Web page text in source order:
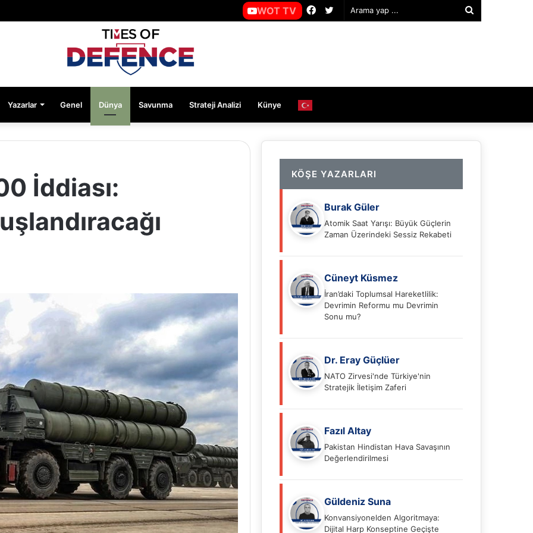
Twitter
Facebook
WOT TV
Yazarlar Genel Dünya Savunma Strateji Analizi Künye
İddiası:
KÖŞE YAZARLARI
Burak Güler
Atomik Saat Yarışı: Büyük Güçlerin
Zaman Üzerindeki Sessiz Rekabeti
Cüneyt Küsmez
İran’daki Toplumsal Hareketlilik:
Devrimin Reformu mu Devrimin
Sonu mu?
Dr. Eray Güçlüer
NATO Zirvesi'nde Türkiye'nin
Stratejik İletişim Zaferi
Fazıl Altay
Pakistan Hindistan Hava Savaşının
Değerlendirilmesi
Güldeniz Suna
Konvansiyonelden Algoritmaya:
Dijital Harp Konseptine Geçişte